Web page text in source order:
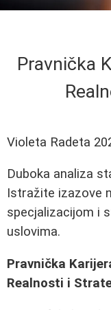
Pravnička
Violeta Radeta
Duboka analiza
Istražite izazove
specjalizacijom i
uslovima.
Pravnička
Realnosti i